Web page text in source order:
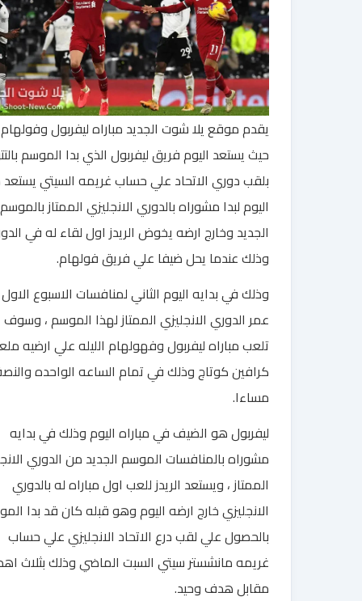
يقدم موقع يلا شوت الجديد مباراه ليفربول
حيث يستعد اليوم فريق ليفربول الذي بدا الموسم
بلقب دوري الاتحاد علي حساب غريمه السيتي
اليوم لبدا مشوراه بالدوري الانجليزي الممتاز بالموسم
الجديد وخارج ارضه يخوض الريدز اول لقاء له في
وذلك عندما يحل ضيفا علي فريق فولهام.
وذلك في بدايه اليوم الثاني لمنافسات الاسبوع
عمر الدوري الانجليزي الممتاز لهذا الموسم ، وسوف
تلعب مباراه ليفربول وفهولهام الليله علي ارضيه
كرافين كوتاج وذلك في تمام الساعه الواحده
مساءا.
ليفربول هو الضيف في مباراه اليوم وذلك في بدايه
مشوراه بالمنافسات الموسم الجديد من الدوري
الممتاز ، ويستعد الريدز للعب اول مباراه له بالدوري
الانجليزي خارج ارضه اليوم وهو قبله كان قد بدا
بالحصول علي لقب درع الاتحاد الانجليزي علي حساب
غريمه مانشستر سيتي السبت الماضي وذلك بثلاث
مقابل هدف وحيد.